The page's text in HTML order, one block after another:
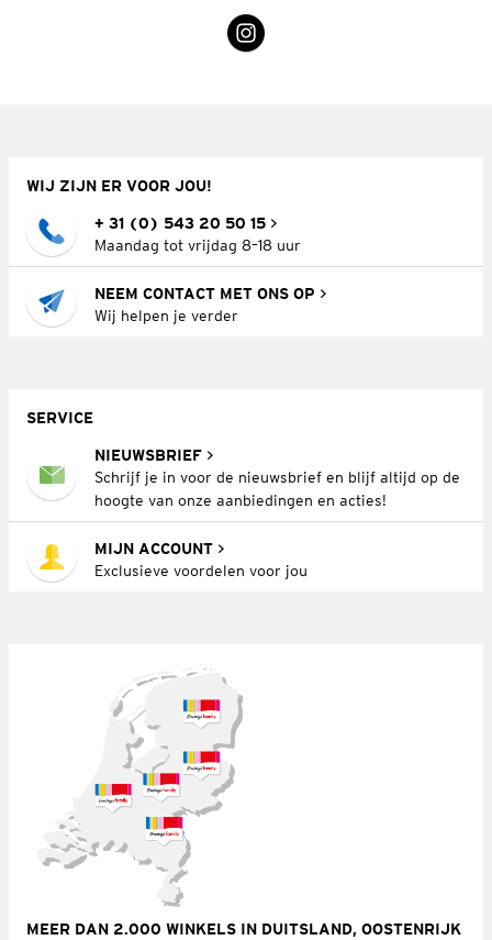
WIJ ZIJN ER VOOR JOU!
+ 31 (0) 543 20 50 15
Maandag tot vrijdag 8–18 uur
NEEM CONTACT MET ONS OP
Wij helpen je verder
SERVICE
NIEUWSBRIEF
Schrijf je in voor de nieuwsbrief en blijf altijd op de
hoogte van onze aanbiedingen en acties!
MIJN ACCOUNT
Exclusieve voordelen voor jou
MEER DAN 2.000 WINKELS IN DUITSLAND, OOSTENRIJK